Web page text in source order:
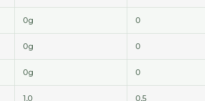
0g 0
0g 0
0g 0
1,0 0,5